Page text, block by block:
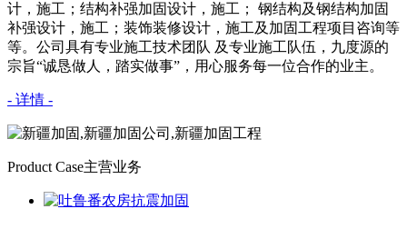
计，施工；结构补强加固设计，施工； 钢结构及钢结构加固
补强设计，施工；装饰装修设计，施工及加固工程项目咨询等
等。公司具有专业施工技术团队 及专业施工队伍，九度源的
宗旨“诚恳做人，踏实做事”，用心服务每一位合作的业主。
- 详情 -
Product Case主营业务